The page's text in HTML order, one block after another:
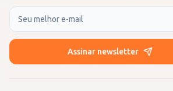
Seu e-mail
Assinar newsletter